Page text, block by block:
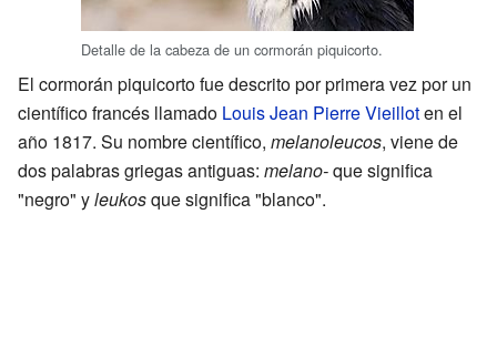
Detalle de la cabeza de un cormorán piquicorto.
El cormorán piquicorto fue descrito por primera vez por un
científico francés llamado Louis Jean Pierre Vieilloten el
año 1817. Su nombre científico, melanoleucos, viene de
dos palabras griegas antiguas: melano-que significa
"negro" yleukosque significa "blanco".